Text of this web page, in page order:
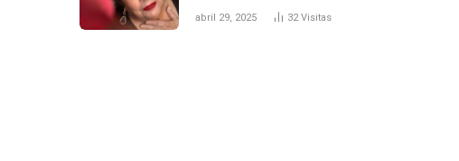
não é…
abril 29, 2025 32Visitas